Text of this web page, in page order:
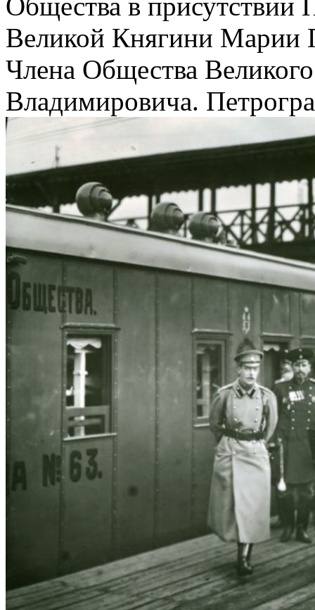
Великой Княгини Марии
Члена Общества
Владимировича.